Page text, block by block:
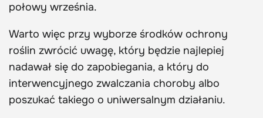
połowy września.
Warto więc przy wyborze środków ochrony
roślin zwrócić uwagę, który będzie najlepiej
nadawał się do zapobiegania, a który do
interwencyjnego zwalczania choroby albo
poszukać takiego o uniwersalnym działaniu.